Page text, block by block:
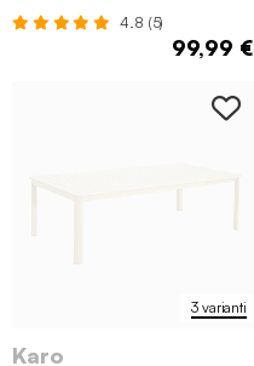
4.8 (5)
99,99 €
3 varianti
Karo